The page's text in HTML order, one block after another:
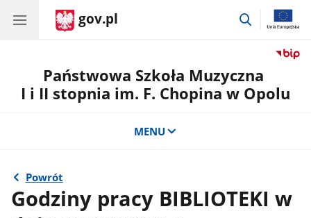
gov.pl
przejdź
Państwowa Szkoła Muzyczna
I i II stopnia im. F. Chopina w Opolu
MENU
Powrót
Godziny pracy BIBLIOTEKI w